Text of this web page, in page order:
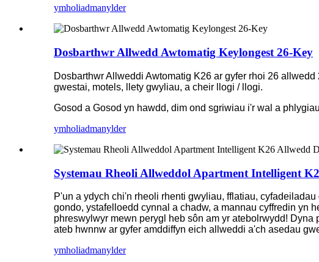
ymholiadmanylder
Dosbarthwr Allwedd Awtomatig Keylongest 26-Key
Dosbarthwr Allweddi Awtomatig K26 ar gyfer rhoi 26
gwestai, motels, llety gwyliau, a cheir llogi / llogi.
Gosod a Gosod yn hawdd, dim ond sgriwiau i'r wal a
ymholiadmanylder
Systemau Rheoli Allweddol Apartment Intelligent
P'un a ydych chi'n rheoli rhenti gwyliau, fflatiau,
gondo, ystafelloedd cynnal a chadw, a mannau cyffredin yn
phreswylwyr mewn perygl heb sôn am yr atebolrwydd!
ateb hwnnw ar gyfer amddiffyn eich allweddi a'ch asedau
ymholiadmanylder